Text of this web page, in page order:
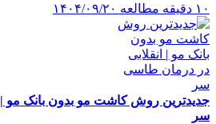
۱۰ دقیقه مطالعه ۱۴۰۴/۰۹/۲۰
جدیدترین روش کاشت مو بدون بانک مو |
سر